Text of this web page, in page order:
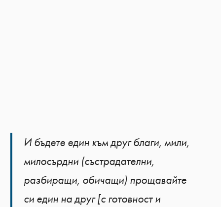
И бъдете един към друг благи, мили,
милосърдни (състрадателни,
разбиращи, обичащи) прощавайте
си един на друг [с готовност и